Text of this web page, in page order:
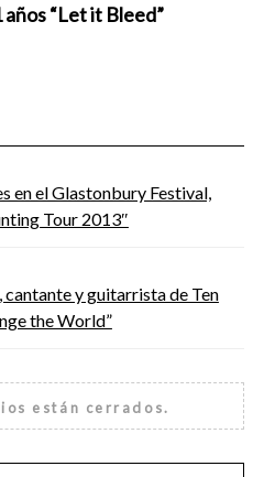
“Let it Bleed”
en el Glastonbury Festival,
Tour 2013″
cantante y guitarrista de Ten
the World”
están cerrados.